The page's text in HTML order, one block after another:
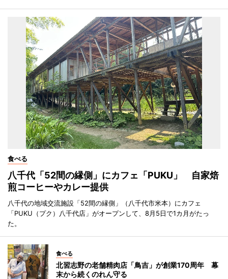
食べる
八千代「52間の縁側」にカフェ「PUKU」 自家焙
煎コーヒーやカレー提供
八千代の地域交流施設「52間の縁側」（八千代市米本）にカフェ
「PUKU（プク）八千代店」がオープンして、8月5日で1カ月がたっ
た。
食べる
北習志野の老舗精肉店「鳥吉」が創業170周年 幕
末から続くのれん守る